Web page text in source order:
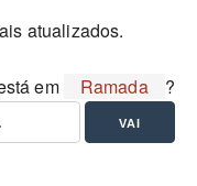
atualizados.
em Ramada ?